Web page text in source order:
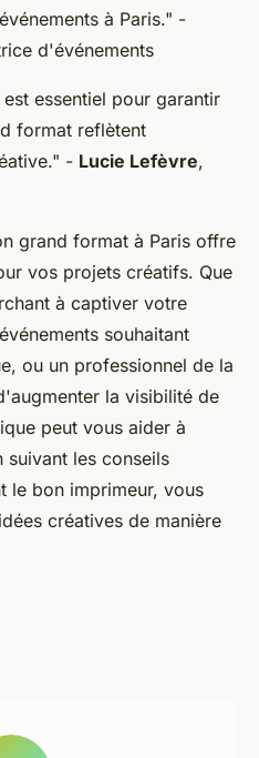
à Paris." -
d'événements
essentiel pour garantir
format reflètent
- Lucie Lefèvre,
grand format à Paris offre
vos projets créatifs. Que
à captiver votre
souhaitant
ou un professionnel de la
la visibilité de
peut vous aider à
les conseils
le bon imprimeur, vous
créatives de manière